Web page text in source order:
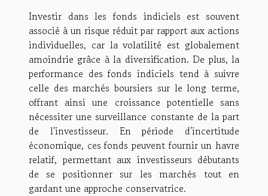
Investir dans les fonds indiciels est souvent
associé à un risque réduit par rapport aux actions
individuelles, car la volatilité est globalement
amoindrie grâce à la diversification. De plus, la
performance des fonds indiciels tend à suivre
celle des marchés boursiers sur le long terme,
offrant ainsi une croissance potentielle sans
nécessiter une surveillance constante de la part
de l'investisseur. En période d'incertitude
économique, ces fonds peuvent fournir un havre
relatif, permettant aux investisseurs débutants
de se positionner sur les marchés tout en
gardant une approche conservatrice.